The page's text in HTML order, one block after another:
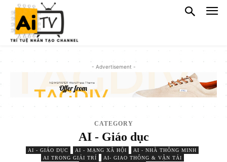
- Advertisement -
CATEGORY
AI - Giáo dục
AI - GIÁO DỤC AI - MẠNG XÃ HỘI
AI - NHÀ THÔNG MINH
AI TRONG GIẢI TRÍ
AI- GIAO THÔNG & VẬN TẢI